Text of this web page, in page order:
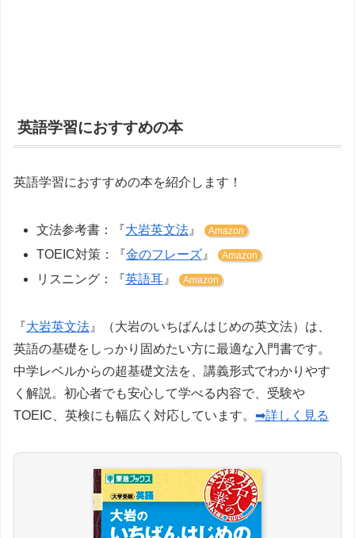
英語学習におすすめの本
英語学習におすすめの本を紹介します！
文法参考書：『大岩英文法 』 Amazon
TOEIC対策：『金のフレーズ 』 Amazon
リスニング：『英語耳 』 Amazon
『大岩英文法 』（大岩のいちばんはじめの英文法）は、
英語の基礎をしっかり固めたい方に最適な入門書です。
中学レベルからの超基礎文法を、講義形式でわかりやす
く解説。初心者でも安心して学べる内容で、受験や
TOEIC、英検にも幅広く対応しています。 ➡詳しく見る